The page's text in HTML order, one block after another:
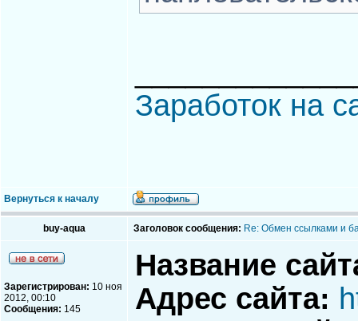
Заработок на
Вернуться к началу
buy-aqua Заголовок сообщения: Re: Обмен ссылками и
Зарегистрирован: 10 ноя
2012, 00:10
Сообщения: 145
Название
Адрес сайта: